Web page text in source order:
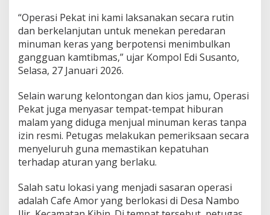
“Operasi Pekat ini kami laksanakan secara rutin
dan berkelanjutan untuk menekan peredaran
minuman keras yang berpotensi menimbulkan
gangguan kamtibmas,” ujar Kompol Edi Susanto,
Selasa, 27 Januari 2026.
Selain warung kelontongan dan kios jamu, Operasi
Pekat juga menyasar tempat-tempat hiburan
malam yang diduga menjual minuman keras tanpa
izin resmi. Petugas melakukan pemeriksaan secara
menyeluruh guna memastikan kepatuhan
terhadap aturan yang berlaku.
Salah satu lokasi yang menjadi sasaran operasi
adalah Cafe Amor yang berlokasi di Desa Nambo